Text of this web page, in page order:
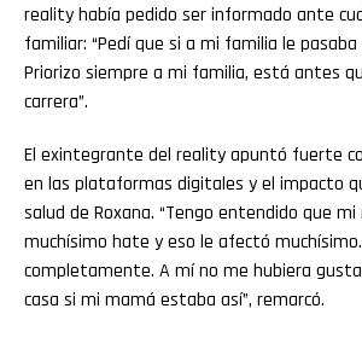
reality había pedido ser informado ante
familiar: “Pedí que si a mi familia le
Priorizo siempre a mi familia, está antes
carrera”.
El exintegrante del reality apuntó fuerte
en las plataformas digitales y el impacto
salud de Roxana. “Tengo entendido que
muchísimo hate y eso le afectó
completamente. A mí no me hubiera
casa si mi mamá estaba así”, remarcó.